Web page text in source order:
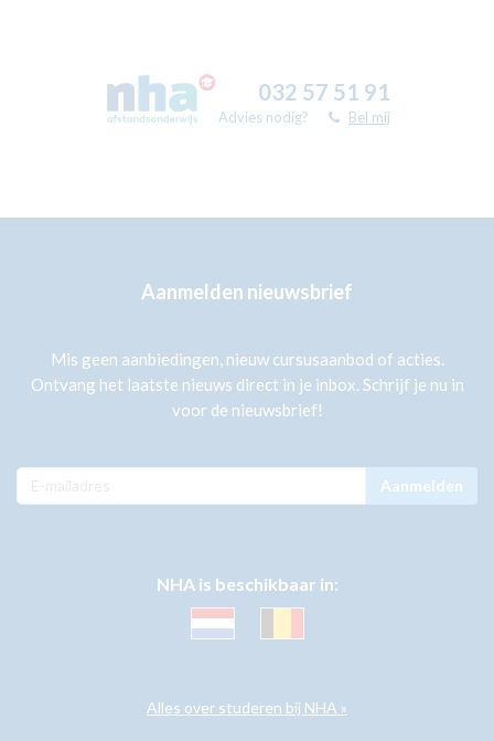
032 57 51 91
Advies nodig? Bel mij
Aanmelden nieuwsbrief
Mis geen aanbiedingen, nieuw cursusaanbod of acties.
Ontvang het laatste nieuws direct in je inbox. Schrijf je nu in
voor de nieuwsbrief!
Aanmelden
NHA is beschikbaar in:
Alles over studeren bij NHA »